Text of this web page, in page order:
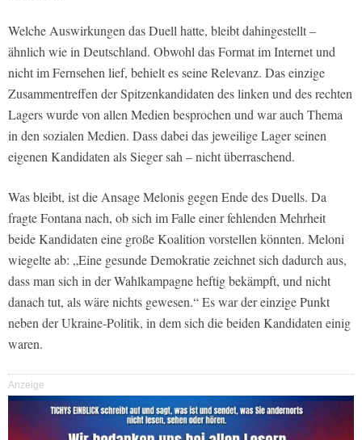
Welche Auswirkungen das Duell hatte, bleibt dahingestellt –
ähnlich wie in Deutschland. Obwohl das Format im Internet und
nicht im Fernsehen lief, behielt es seine Relevanz. Das einzige
Zusammentreffen der Spitzenkandidaten des linken und des rechten
Lagers wurde von allen Medien besprochen und war auch Thema
in den sozialen Medien. Dass dabei das jeweilige Lager seinen
eigenen Kandidaten als Sieger sah – nicht überraschend.
Was bleibt, ist die Ansage Melonis gegen Ende des Duells. Da
fragte Fontana nach, ob sich im Falle einer fehlenden Mehrheit
beide Kandidaten eine große Koalition vorstellen könnten. Meloni
wiegelte ab: „Eine gesunde Demokratie zeichnet sich dadurch aus,
dass man sich in der Wahlkampagne heftig bekämpft, und nicht
danach tut, als wäre nichts gewesen.“ Es war der einzige Punkt
neben der Ukraine-Politik, in dem sich die beiden Kandidaten einig
waren.
Anzeige